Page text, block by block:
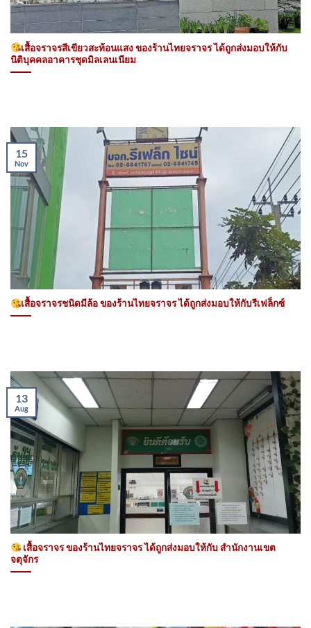
เสื้อจราจรสีเขียวสะท้อนแสง ของร้านไทยจราจร ได้ถูกส่งมอบให้กับ
นิติบุคคลอาคารชุดมิลเลนเนียม
เสื้อจราจรชนิดมีล้อ ของร้านไทยจราจร ได้ถูกส่งมอบให้กับรีเฟล็กซ์
15
Nov
เสื้อจราจร ของร้านไทยจราจร ได้ถูกส่งมอบให้กับ สํานักงานเขต
จตุจักร
13
Aug